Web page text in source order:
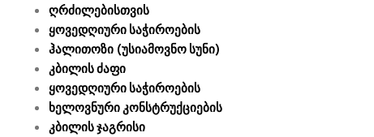
ღრძილებისთვის
ყოვედღიური საჭიროების
ჰალითოზი (უსიამოვნო სუნი)
კბილის ძაფი
ყოვედღიური საჭიროების
ხელოვნური კონსტრუქციების
კბილის ჯაგრისი